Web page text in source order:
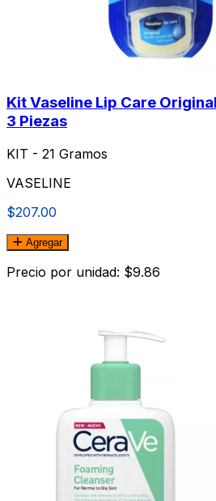
Kit Vaseline Lip Care
3 Piezas
KIT - 21 Gramos
VASELINE
$207.00
Agregar
Precio por unidad: $9.86